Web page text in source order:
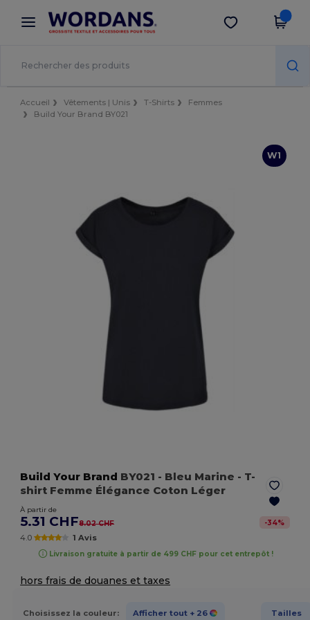
× Appli Wordans
Meilleurs prix sur l’app !
Obtenir l'appli
Accueil Vêtements | Unis T-Shirts
Femmes
Build Your Brand BY021
W1
Build Your Brand BY021 - Bleu Marine - T-
shirt Femme Élégance Coton Léger
À partir de
5.31 CHF8.02 CHF -34%
4.0 1 Avis
Livraison gratuite à partir de 499 CHF pour cet entrepôt !
hors frais de douanes et taxes
Choisissez la couleur: Afficher tout + 26 Tailles